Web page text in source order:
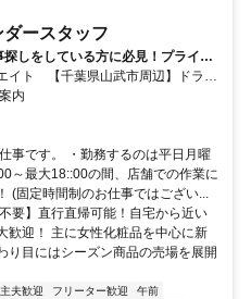
ダースタッフ
しをしている方に必見！プライベ
イト 【千葉県山武市周辺】ドラッ
ど)
内
事です。 ・勤務するのは平日月曜
～最大18::00の間、店舗での作業に
(固定時間制のお仕事ではござい...
要】直行直帰可能！自宅から近い
迎！ 主に女性化粧品を中心に新
り目にはシーズン商品の売場を展開
夫歓迎 フリーター歓迎
午前